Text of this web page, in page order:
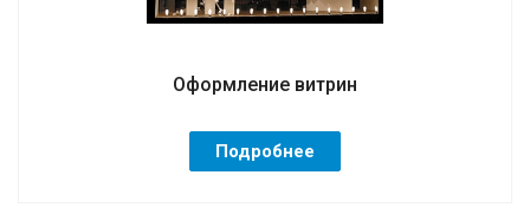
Оформление витрин
Подробнее